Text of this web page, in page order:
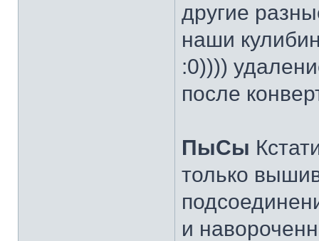
другие
наши
:0))))
после
ПыСы
только
и